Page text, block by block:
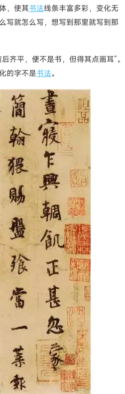
，使其书法线条丰富多彩，变化无
写就怎么写，想写到那里就写到那
齐平，便不是书，但得其点画耳”。
的字不是书法。